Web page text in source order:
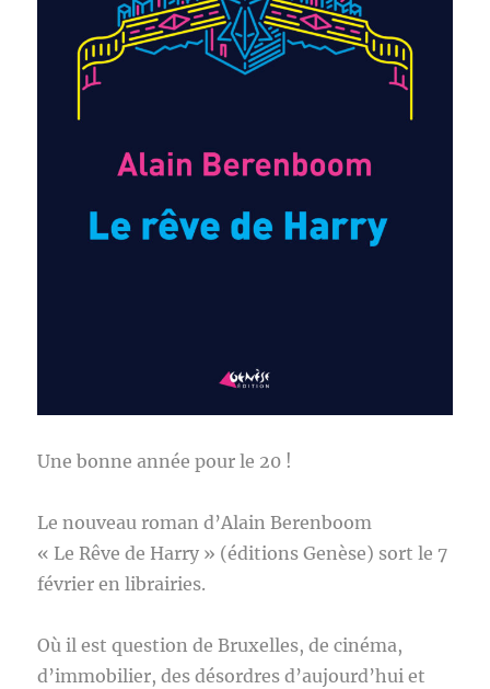
Une bonne année pour le 20 !
Le nouveau roman d’Alain Berenboom
« Le Rêve de Harry » (éditions Genèse) sort le 7
février en librairies.
Où il est question de Bruxelles, de cinéma,
d’immobilier, des désordres d’aujourd’hui et